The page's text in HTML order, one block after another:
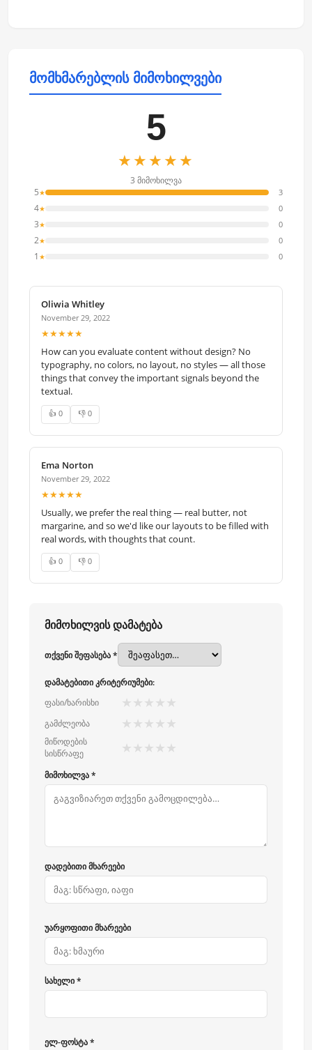
მომხმარებლის მიმოხილვები
5
★★★★★
3 მიმოხილვა
5★ 3
4★ 0
3★ 0
2★ 0
1 ★ 0
Oliwia Whitley
November 29, 2022
★★★★★
How can you evaluate content without design? No
typography, no colors, no layout, no styles — all those
things that convey the important signals beyond the
textual.
👍 0 👎 0
Ema Norton
November 29, 2022
★★★★★
Usually, we prefer the real thing — real butter, not
margarine, and so we'd like our layouts to be filled with
real words, with thoughts that count.
👍 0 👎 0
მიმოხილვის დამატება
თქვენი შეფასება *
დამატებითი კრიტერიუმები:
ფასი/ხარისხი
★ ★ ★ ★ ★
გამძლეობა ★ ★ ★ ★ ★
მიწოდების
სისწრაფე
★ ★ ★ ★ ★
მიმოხილვა *
დადებითი მხარეები
უარყოფითი მხარეები
სახელი *
ელ-ფოსტა *